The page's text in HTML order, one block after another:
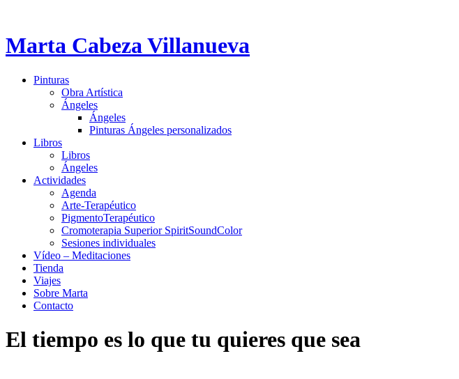
Marta Cabeza Villanueva
Pinturas
Obra Artística
Ángeles
Ángeles
Pinturas Ángeles personalizados
Libros
Libros
Ángeles
Actividades
Agenda
Arte-Terapéutico
PigmentoTerapéutico
Cromoterapia Superior SpiritSoundColor
Sesiones individuales
Vídeo – Meditaciones
Tienda
Viajes
Sobre Marta
Contacto
El tiempo es lo que tu quieres que sea